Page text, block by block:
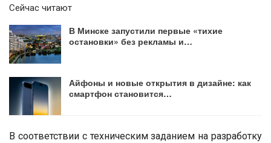
Сейчас читают
В Минске запустили первые «тихие
остановки» без рекламы и…
Айфоны и новые открытия в дизайне: как
смартфон становится…
В соответствии с техническим заданием на разработку